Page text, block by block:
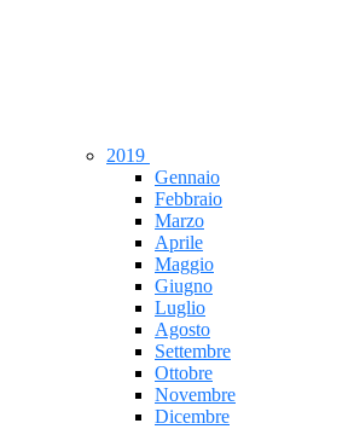
2019
Gennaio
Febbraio
Marzo
Aprile
Maggio
Giugno
Luglio
Agosto
Settembre
Ottobre
Novembre
Dicembre